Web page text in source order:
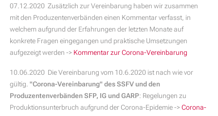
07.12.2020 Zusätzlich zur Vereinbarung haben wir zusammen
mit den Produzentenverbänden einen Kommentar verfasst, in
welchem aufgrund der Erfahrungen der letzten Monate auf
konkrete Fragen eingegangen und praktische Umsetzungen
aufgezeigt werden -> Kommentar zur Corona-Vereinbarung
10.06.2020 Die Vereinbarung vom 10.6.2020 ist nach wie vor
gültig. "Corona-Vereinbarung" des SSFV und den
Produzentenverbänden SFP, IG und GARP: Regelungen zu
Produktionsunterbruch aufgrund der Corona-Epidemie ->Corona-